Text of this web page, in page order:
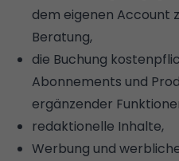
dem eigenen Account
Beratung,
die Buchung
Abonnements und
ergänzender
redaktionelle Inhalte,
Werbung und